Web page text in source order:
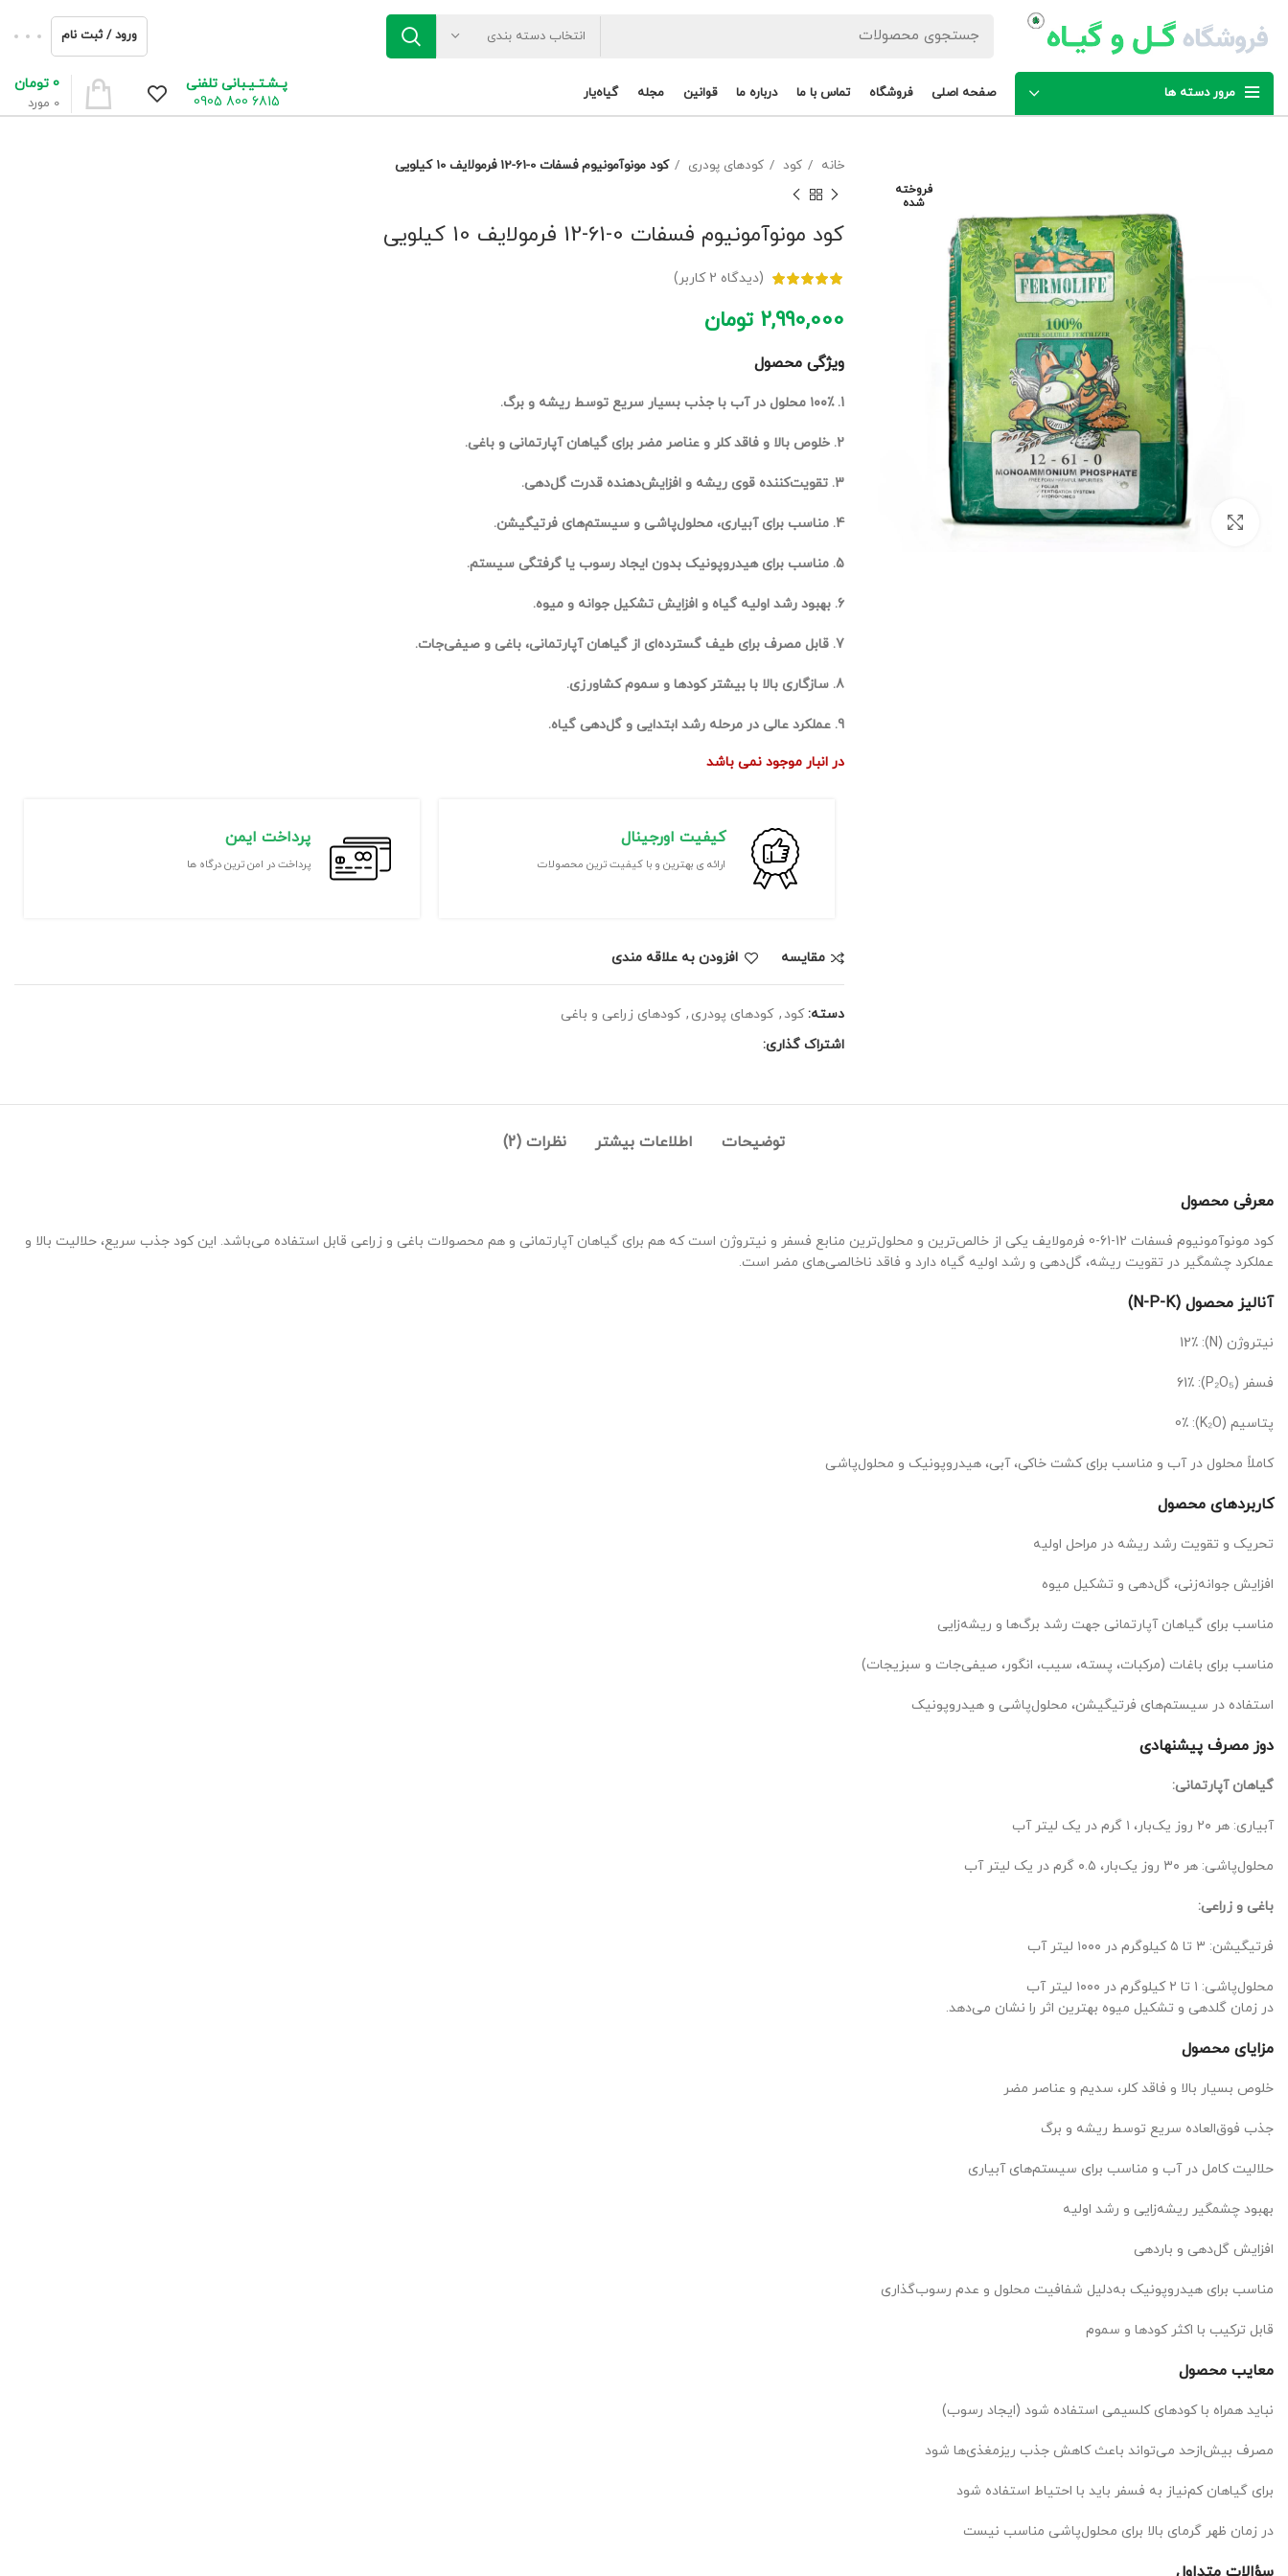
انتخاب دسته بندی ورود / ثبت نام
مرور دسته ها صفحه اصلی فروشگاه تماس با ما درباره ما قوانین مجله گیاه‌یار
پـشـتـیـبانی تلفنی
6815 800 0905
0 مورد
0 تومان
فروخته
شده
برای بزرگنمایی کلیک کنید
خانه کود کودهای پودری کود مونوآمونیوم فسفات 0-61-12 فرمولایف 10 کیلویی
کود مونوآمونیوم فسفات 0-61-12 فرمولایف 10 کیلویی
(دیدگاه 2 کاربر)
2,990,000 تومان
ویژگی محصول
1. ۱۰۰٪ محلول در آب با جذب بسیار سریع توسط ریشه و برگ.
2. خلوص بالا و فاقد کلر و عناصر مضر برای گیاهان آپارتمانی و باغی.
3. تقویت‌کننده قوی ریشه و افزایش‌دهنده قدرت گل‌دهی.
4. مناسب برای آبیاری، محلول‌پاشی و سیستم‌های فرتیگیشن.
5. مناسب برای هیدروپونیک بدون ایجاد رسوب یا گرفتگی سیستم.
6. بهبود رشد اولیه گیاه و افزایش تشکیل جوانه و میوه.
7. قابل مصرف برای طیف گسترده‌ای از گیاهان آپارتمانی، باغی و صیفی‌جات.
8. سازگاری بالا با بیشتر کودها و سموم کشاورزی.
9. عملکرد عالی در مرحله رشد ابتدایی و گل‌دهی گیاه.
در انبار موجود نمی باشد
کیفیت اورجینال
ارائه ی بهترین و با کیفیت ترین محصولات
پرداخت ایمن
پرداخت در امن ترین درگاه ها
مقايسه افزودن به علاقه مندی
دسته: کود , کودهای پودری , کودهای زراعی و باغی
اشتراک گذاری:
توضیحات اطلاعات بیشتر نظرات (2)
معرفی محصول
کود مونوآمونیوم فسفات 12-61-0 فرمولایف یکی از خالص‌ترین و محلول‌ترین منابع فسفر و نیتروژن است که هم برای گیاهان آپارتمانی و هم محصولات باغی و زراعی قابل استفاده می‌باشد. این کود جذب سریع، حلالیت بالا و
عملکرد چشمگیر در تقویت ریشه، گل‌دهی و رشد اولیه گیاه دارد و فاقد ناخالصی‌های مضر است.
آنالیز محصول (N-P-K)
نیتروژن (N): 12٪
فسفر (P₂O₅): 61٪
پتاسیم (K₂O): 0٪
کاملاً محلول در آب و مناسب برای کشت خاکی، آبی، هیدروپونیک و محلول‌پاشی
کاربردهای محصول
تحریک و تقویت رشد ریشه در مراحل اولیه
افزایش جوانه‌زنی، گل‌دهی و تشکیل میوه
مناسب برای گیاهان آپارتمانی جهت رشد برگ‌ها و ریشه‌زایی
مناسب برای باغات (مرکبات، پسته، سیب، انگور، صیفی‌جات و سبزیجات)
استفاده در سیستم‌های فرتیگیشن، محلول‌پاشی و هیدروپونیک
دوز مصرف پیشنهادی
گیاهان آپارتمانی:
آبیاری: هر ۲۰ روز یک‌بار، ۱ گرم در یک لیتر آب
محلول‌پاشی: هر ۳۰ روز یک‌بار، ۰.۵ گرم در یک لیتر آب
باغی و زراعی:
فرتیگیشن: ۳ تا ۵ کیلوگرم در ۱۰۰۰ لیتر آب
محلول‌پاشی: ۱ تا ۲ کیلوگرم در ۱۰۰۰ لیتر آب
در زمان گلدهی و تشکیل میوه بهترین اثر را نشان می‌دهد.
مزایای محصول
خلوص بسیار بالا و فاقد کلر، سدیم و عناصر مضر
جذب فوق‌العاده سریع توسط ریشه و برگ
حلالیت کامل در آب و مناسب برای سیستم‌های آبیاری
بهبود چشمگیر ریشه‌زایی و رشد اولیه
افزایش گل‌دهی و باردهی
مناسب برای هیدروپونیک به‌دلیل شفافیت محلول و عدم رسوب‌گذاری
قابل ترکیب با اکثر کودها و سموم
معایب محصول
نباید همراه با کودهای کلسیمی استفاده شود (ایجاد رسوب)
مصرف بیش‌ازحد می‌تواند باعث کاهش جذب ریزمغذی‌ها شود
برای گیاهان کم‌نیاز به فسفر باید با احتیاط استفاده شود
در زمان ظهر گرمای بالا برای محلول‌پاشی مناسب نیست